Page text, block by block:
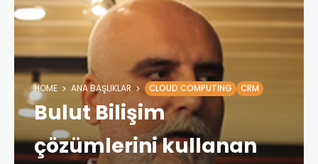
HOME ANA BAŞLIKLAR CLOUD COMPUTING CRM
Bulut Bilişim
çözümlerini kullanan